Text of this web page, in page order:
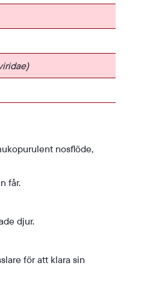
)
nosflöde,
får.
djur.
för att klara sin